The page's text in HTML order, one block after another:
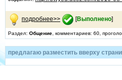
подробнее>> [Выполнено]
Раздел: Общение , комментариев: 60,
предлагаю разместить вверху